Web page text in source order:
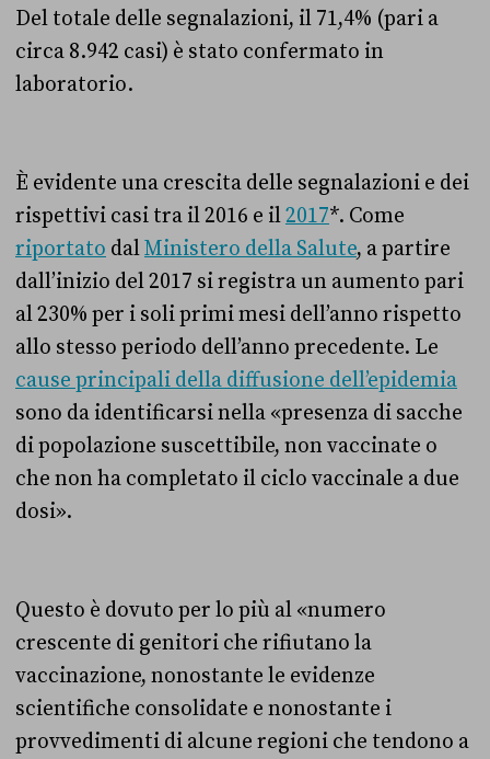
Del totale delle segnalazioni, il 71,4% (pari a
circa 8.942 casi) è stato confermato in
laboratorio.
È evidente una crescita delle segnalazioni e dei
rispettivi casi tra il 2016 e il2017*. Come
riportato dalMinistero della Salute, a partire
dall’inizio del 2017 si registra un aumento pari
al 230% per i soli primi mesi dell’anno rispetto
allo stesso periodo dell’anno precedente. Le
cause principali della diffusione dell’epidemia
sono da identificarsi nella «presenza di sacche
di popolazione suscettibile, non vaccinate o
che non ha completato il ciclo vaccinale a due
dosi».
Questo è dovuto per lo più al «numero
crescente di genitori che rifiutano la
vaccinazione, nonostante le evidenze
scientifiche consolidate e nonostante i
provvedimenti di alcune regioni che tendono a